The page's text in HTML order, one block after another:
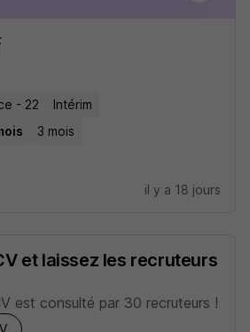
- 22
Intérim
3 mois
il y a 18 jours
et laissez les recruteurs
est consulté par 30 recruteurs !